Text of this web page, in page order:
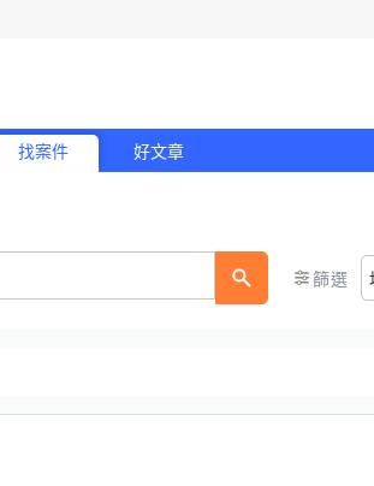
找案件 好文章
篩選